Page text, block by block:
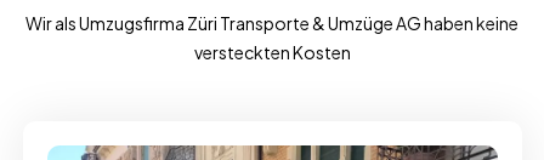
Wir als Umzugsfirma Züri Transporte & Umzüge AG haben keine
versteckten Kosten